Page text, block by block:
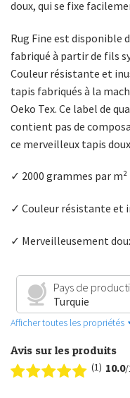
doux, qui se fixe
Rug Fine est disponible
fabriqué à partir de fils
Couleur résistante et
tapis fabriqués à la
Oeko Tex. Ce label de
contient pas de
ce merveilleux tapis
✓ 2000 grammes par m²
✓ Couleur résistante et
✓ Merveilleusement
Pays de
Turquie
Afficher toutes les propriétés
Avis sur les produits
(1) 10.0/